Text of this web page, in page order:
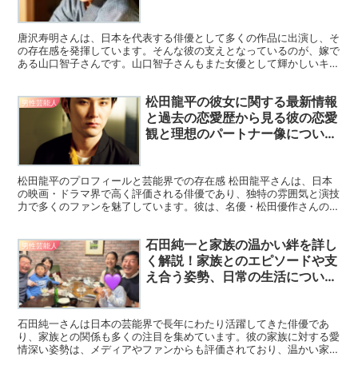
唐沢寿明さんは、日本を代表する俳優として多くの作品に出演し、そ
の存在感を発揮しています。そんな彼の支えとなっているのが、嫁で
ある山口智子さんです。山口智子さんもまた女優として輝かしいキャ
男性芸能人
松田龍平の彼女に関する最新情報
と過去の恋愛歴から見る彼の恋愛
観と理想のパートナー像について
松田龍平のプロフィールと芸能界での存在感 松田龍平さんは、日本
の映画・ドラマ界で高く評価される俳優であり、独特の雰囲気と演技
力で多くのファンを魅了しています。彼は、名優・松田優作さんの息
男性芸能人
石田純一と家族の温かい絆を詳し
く解説！家族とのエピソードや支
え合う姿勢、日常の生活について
石田純一さんは日本の芸能界で長年にわたり活躍してきた俳優であ
り、家族との関係も多くの注目を集めています。彼の家族に対する愛
情深い姿勢は、メディアやファンからも評価されており、温かい家庭